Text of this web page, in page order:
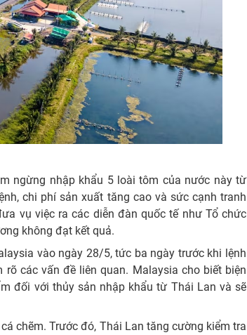
ngừng nhập khẩu 5 loài tôm của nước này từ
chi phí sản xuất tăng cao và sức cạnh tranh
vụ việc ra các diễn đàn quốc tế như Tổ chức
không đạt kết quả.
vào ngày 28/5, tức ba ngày trước khi lệnh
các vấn đề liên quan. Malaysia cho biết biện
đối với thủy sản nhập khẩu từ Thái Lan và sẽ
chẽm. Trước đó, Thái Lan tăng cường kiểm tra